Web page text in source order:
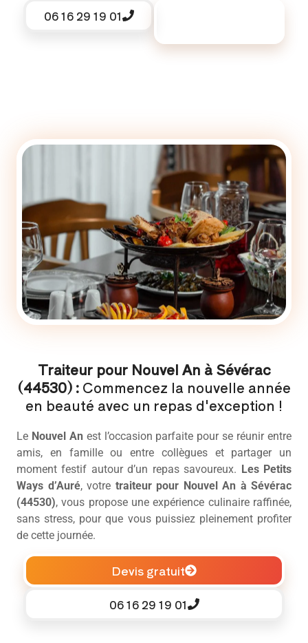
06 16 29 19 01
Traiteur pour Nouvel An à Sévérac
(44530) : Commencez la nouvelle année
en beauté avec un repas d'exception !
Le Nouvel An est l’occasion parfaite pour se réunir entre
amis, en famille ou entre collègues et partager un
moment festif autour d’un repas savoureux. Les Petits
Ways d’Auré, votre traiteur pour Nouvel An à Sévérac
(44530), vous propose une expérience culinaire raffinée,
sans stress, pour que vous puissiez pleinement profiter
de cette journée.
Devis gratuit
06 16 29 19 01